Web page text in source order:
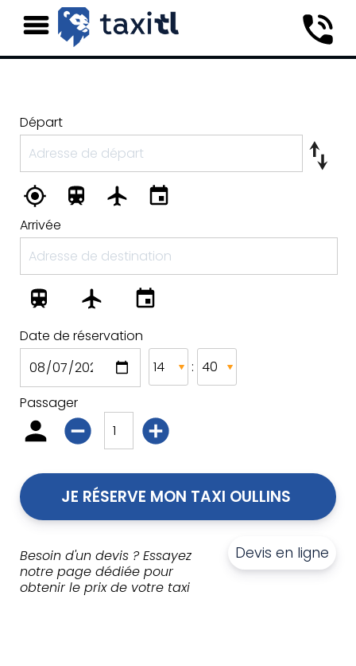
Départ
Arrivée
Date de réservation
:
Passager
Besoin d'un devis ? Essayez
notre page dédiée pour
obtenir le prix de votre taxi
Devis en ligne